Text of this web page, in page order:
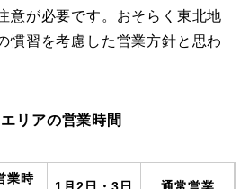
意が必要です。おそらく東北地
慣習を考慮した営業方針と思わ
リアの営業時間
業時